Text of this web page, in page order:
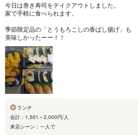
今日は巻き寿司をテイクアウトしました。
家で手軽に食べられます。
季節限定品の「とうもろこしの香ばし揚げ」も
美味しかったーー！！
ランチ
会計：1,501～2,000円/人
来店シーン：一人で